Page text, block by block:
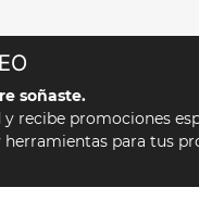
soñaste.
recibe promociones
para tus